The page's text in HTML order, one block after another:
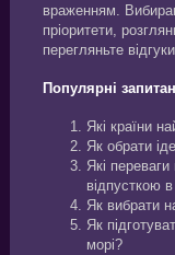
враженням.
пріоритети,
перегляньте
Популярні
Які країни
Як обрати
Які
відпусткою в
Як вибрати
Як
морі?